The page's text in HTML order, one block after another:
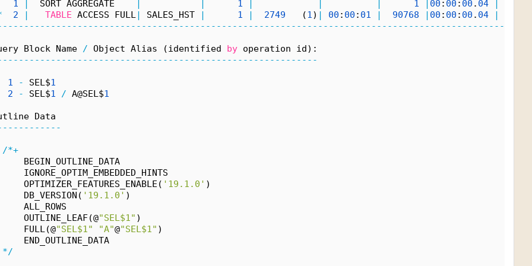
1 SORT AGGREGATE 1 1 00 : 00 : 00 . 04
2 | TABLE ACCESS FULL| SALES_HST | 1 | 2749 (1) | 00 : 00 : 01 | 90768 | 00 : 00 : 00 . 04 |
Block Name / Object Alias (identified by operation id):
1 - SEL$1
2
- SEL$1 / A@SEL$1
Data
/*+
'19.1.0' )
'19.1.0' )
"SEL$1" )
"SEL$1" "A"@"SEL$1" )
*/